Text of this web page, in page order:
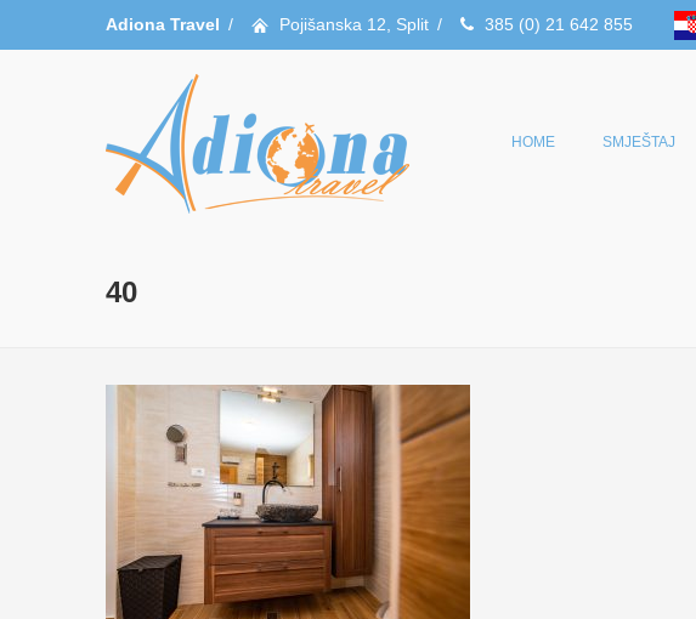
Adiona Travel / Pojišanska 12, Split / 385 (0) 21 642 855
HOME SMJEŠTAJ
40